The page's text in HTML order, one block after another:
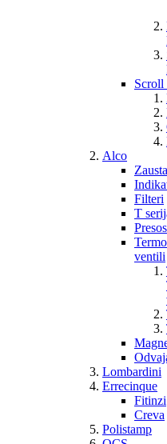
Scroll
Alco
Filteri
T
ventili
Lombardini
Errecinque
Fitinzi
Creva
Polistamp